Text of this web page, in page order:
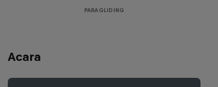
PARAGLIDING
Acara